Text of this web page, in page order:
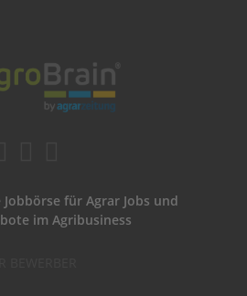
für Agrar Jobs und
im Agribusiness